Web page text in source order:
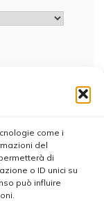
come i
del
di
o ID unici su
può influire